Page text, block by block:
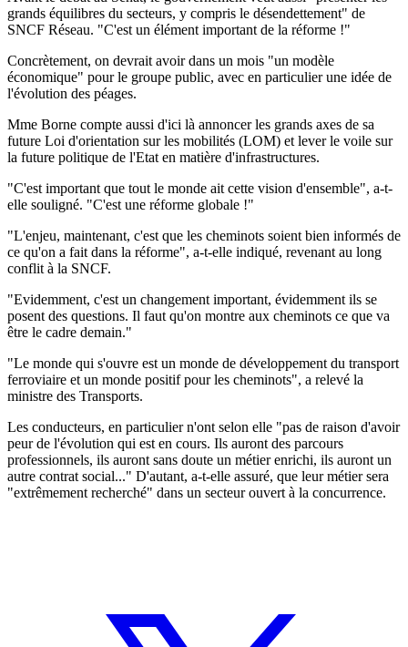
grands équilibres du secteurs, y compris le désendettement" de
SNCF Réseau. "C'est un élément important de la réforme !"
Concrètement, on devrait avoir dans un mois "un modèle
économique" pour le groupe public, avec en particulier une idée de
l'évolution des péages.
Mme Borne compte aussi d'ici là annoncer les grands axes de sa
future Loi d'orientation sur les mobilités (LOM) et lever le voile sur
la future politique de l'Etat en matière d'infrastructures.
"C'est important que tout le monde ait cette vision d'ensemble", a-t-
elle souligné. "C'est une réforme globale !"
"L'enjeu, maintenant, c'est que les cheminots soient bien informés de
ce qu'on a fait dans la réforme", a-t-elle indiqué, revenant au long
conflit à la SNCF.
"Evidemment, c'est un changement important, évidemment ils se
posent des questions. Il faut qu'on montre aux cheminots ce que va
être le cadre demain."
"Le monde qui s'ouvre est un monde de développement du transport
ferroviaire et un monde positif pour les cheminots", a relevé la
ministre des Transports.
Les conducteurs, en particulier n'ont selon elle "pas de raison d'avoir
peur de l'évolution qui est en cours. Ils auront des parcours
professionnels, ils auront sans doute un métier enrichi, ils auront un
autre contrat social..." D'autant, a-t-elle assuré, que leur métier sera
"extrêmement recherché" dans un secteur ouvert à la concurrence.